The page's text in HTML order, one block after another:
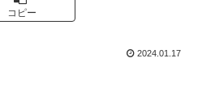
コピー
2024.01.17